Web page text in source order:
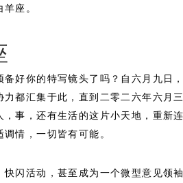
座。
备好你的特写镜头了吗？自六月九日
力都汇集于此，直到二零二六年六月
，事，还有生活的这片小天地，重新
情，一切皆有可能。
快闪活动，甚至成为一个微型意见领